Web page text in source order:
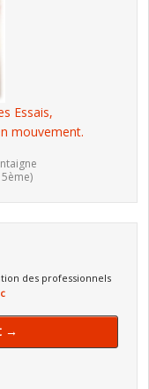
Essais,
mouvement.
des professionnels
→